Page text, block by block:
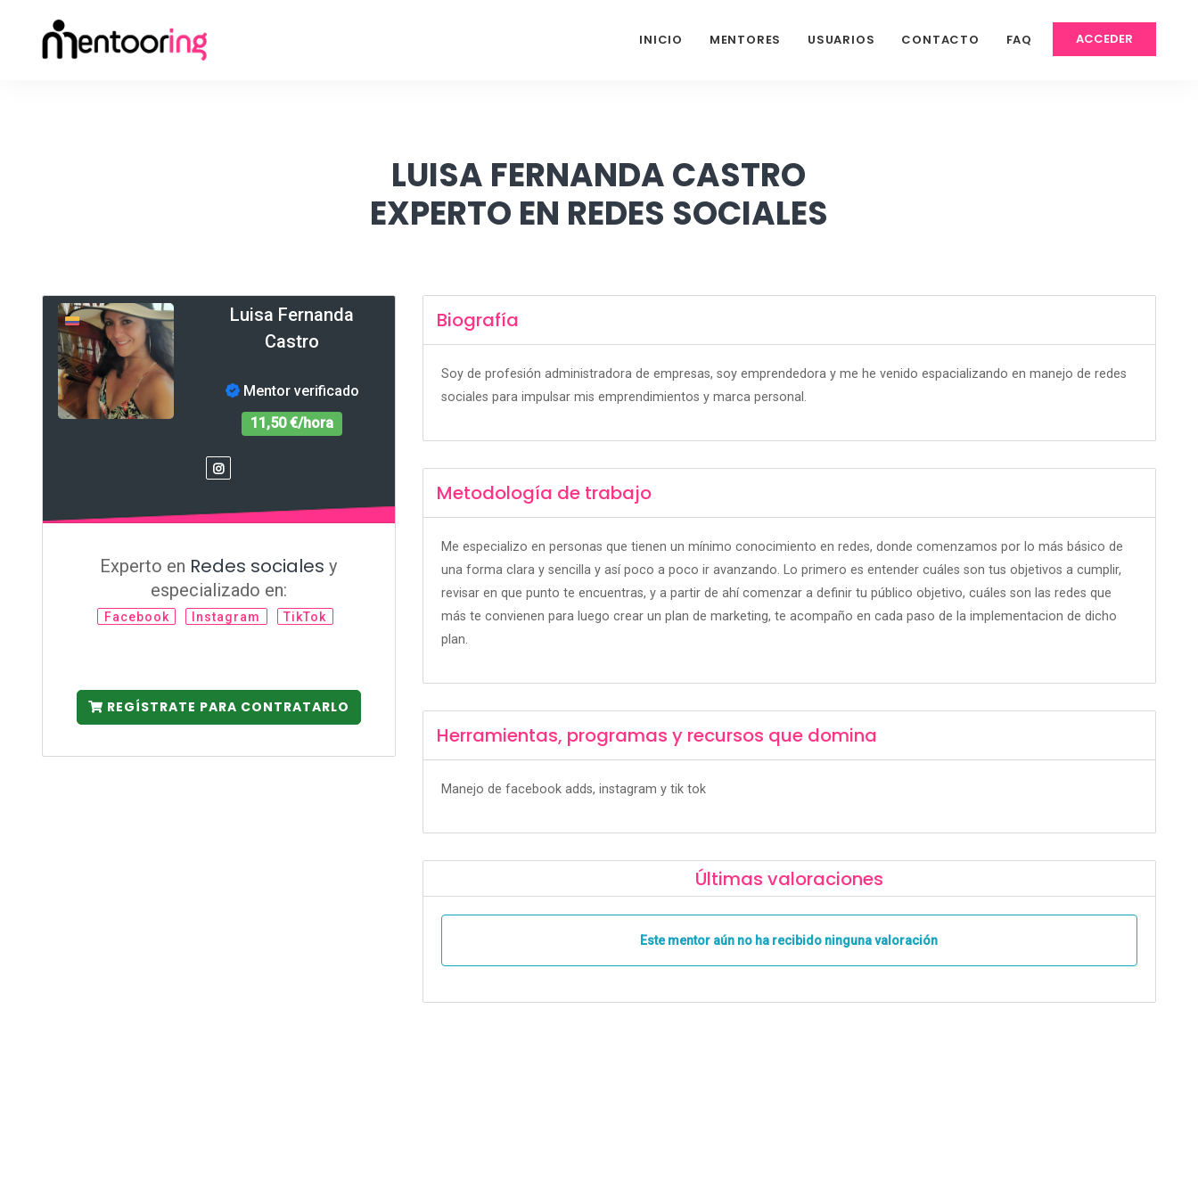
ACCEDER
INICIO MENTORES USUARIOS CONTACTO FAQ
LUISA FERNANDA CASTRO
EXPERTO EN REDES SOCIALES
Luisa Fernanda
Castro
Mentor verificado
11,50 €/hora
Experto en Redes sociales y
especializado en:
Facebook Instagram TikTok
REGÍSTRATE PARA CONTRATARLO
Biografía
Soy de profesión administradora de empresas, soy emprendedora y me he venido espacializando en manejo de redes
sociales para impulsar mis emprendimientos y marca personal.
Metodología de trabajo
Me especializo en personas que tienen un mínimo conocimiento en redes, donde comenzamos por lo más básico de
una forma clara y sencilla y así poco a poco ir avanzando. Lo primero es entender cuáles son tus objetivos a cumplir,
revisar en que punto te encuentras, y a partir de ahí comenzar a definir tu público objetivo, cuáles son las redes que
más te convienen para luego crear un plan de marketing, te acompaño en cada paso de la implementacion de dicho
plan.
Herramientas, programas y recursos que domina
Manejo de facebook adds, instagram y tik tok
Últimas valoraciones
Este mentor aún no ha recibido ninguna valoración